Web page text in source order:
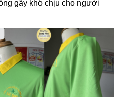
gây khó chịu cho người